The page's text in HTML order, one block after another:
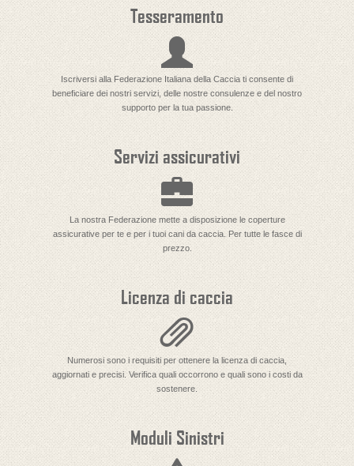
Tesseramento
Iscriversi alla Federazione Italiana della Caccia ti consente di
beneficiare dei nostri servizi, delle nostre consulenze e del nostro
supporto per la tua passione.
Servizi assicurativi
La nostra Federazione mette a disposizione le coperture
assicurative per te e per i tuoi cani da caccia. Per tutte le fasce di
prezzo.
Licenza di caccia
Numerosi sono i requisiti per ottenere la licenza di caccia,
aggiornati e precisi. Verifica quali occorrono e quali sono i costi da
sostenere.
Moduli Sinistri